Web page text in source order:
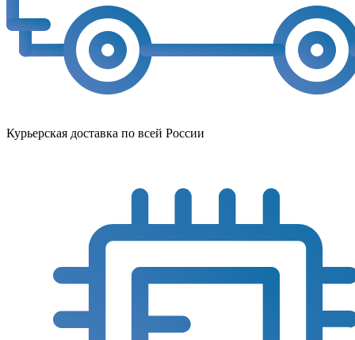
Курьерская доставка по всей России